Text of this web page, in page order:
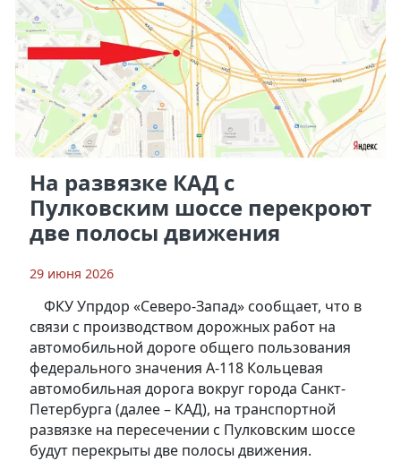
На развязке КАД с
Пулковским шоссе перекроют
две полосы движения
29 июня 2026
ФКУ Упрдор «Северо-Запад» сообщает, что в
связи с производством дорожных работ на
автомобильной дороге общего пользования
федерального значения А-118 Кольцевая
автомобильная дорога вокруг города Санкт-
Петербурга (далее – КАД), на транспортной
развязке на пересечении с Пулковским шоссе
будут перекрыты две полосы движения.